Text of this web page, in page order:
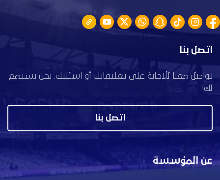
اتصل بنا
تواصل معنا للاجابة على تعليقاتك أو اسئلتك. نحن نستمع
لك!
اتصل بنا
عن المؤسسة